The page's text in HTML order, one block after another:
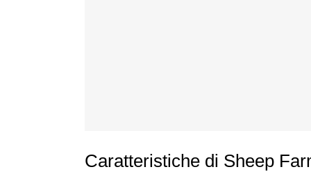
Caratteristiche di Sheep